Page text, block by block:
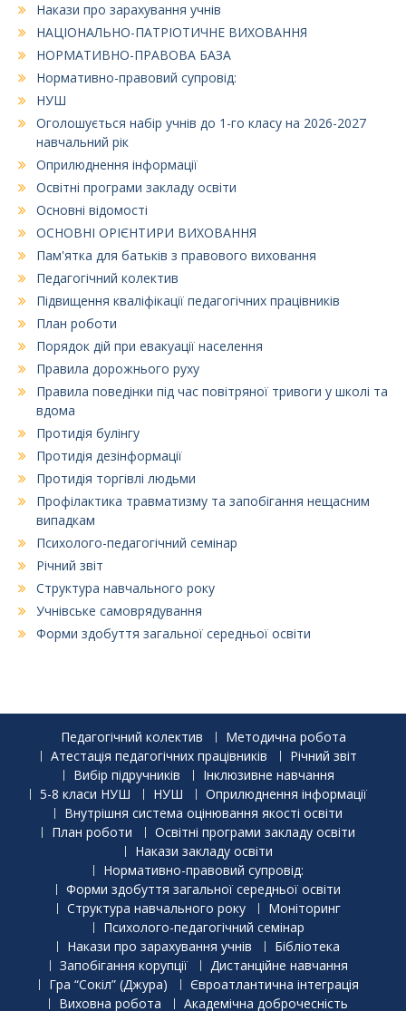
Накази про зарахування учнів
НАЦІОНАЛЬНО-ПАТРІОТИЧНЕ ВИХОВАННЯ
НОРМАТИВНО-ПРАВОВА БАЗА
Нормативно-правовий супровід:
НУШ
Оголошується набір учнів до 1-го класу на 2026-2027
навчальний рік
Оприлюднення інформації
Освітні програми закладу освіти
Основні відомості
ОСНОВНІ ОРІЄНТИРИ ВИХОВАННЯ
Пам'ятка для батьків з правового виховання
Педагогічний колектив
Підвищення кваліфікації педагогічних працівників
План роботи
Порядок дій при евакуації населення
Правила дорожнього руху
Правила поведінки під час повітряної тривоги у школі та
вдома
Протидія булінгу
Протидія дезінформації
Протидія торгівлі людьми
Профілактика травматизму та запобігання нещасним
випадкам
Психолого-педагогічний семінар
Річний звіт
Структура навчального року
Учнівське самоврядування
Форми здобуття загальної середньої освіти
Педагогічний колектив
Методична робота
Атестація педагогічних працівників
Річний звіт
Вибір підручників
Інклюзивне навчання
5-8 класи НУШ
НУШ
Оприлюднення інформації
Внутрішня система оцінювання якості освіти
План роботи
Освітні програми закладу освіти
Накази закладу освіти
Нормативно-правовий супровід:
Форми здобуття загальної середньої освіти
Структура навчального року
Моніторинг
Психолого-педагогічний семінар
Накази про зарахування учнів
Бібліотека
Запобігання корупції
Дистанційне навчання
Гра “Сокіл” (Джура)
Євроатлантична інтеграція
Виховна робота
Академічна доброчесність